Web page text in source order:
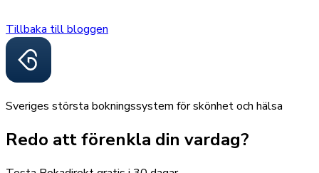
Tillbaka till bloggen
Sveriges största bokningssystem för skönhet och hälsa
Redo att förenkla din vardag?